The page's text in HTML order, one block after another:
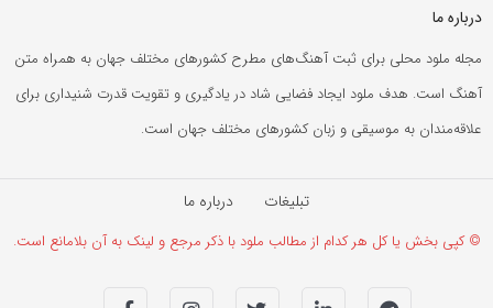
درباره ما
مجله ملود محلی برای ثبت آهنگ‌های مطرح کشورهای مختلف جهان به همراه متن
آهنگ است. هدف ملود ایجاد فضایی شاد در یادگیری و تقویت قدرت شنیداری برای
علاقه‌مندان به موسیقی و زبان کشورهای مختلف جهان است.
تبلیغات درباره ما
© کپی بخش یا کل هر کدام از مطالب ملود با ذکر مرجع و لینک به آن بلامانع است.